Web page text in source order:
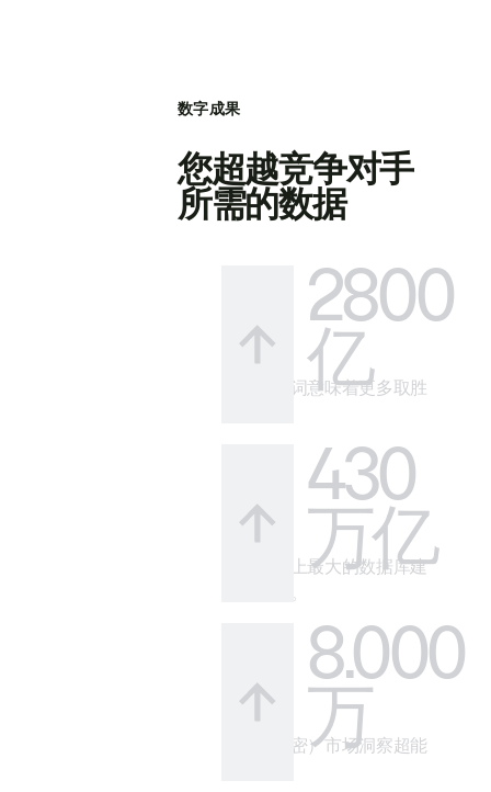
数字成果
您超越竞争对手
所需的数据
2800
亿
更多关键词意味着更多取胜
430
万亿
借助市场上最大的数据库建
8.000
万
您的（秘密）市场洞察超能